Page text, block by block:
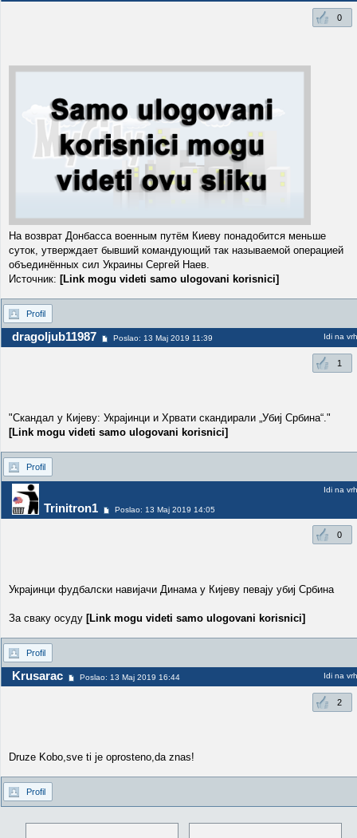
0
На возврат Донбасса военным путём Киеву понадобится меньше
суток, утверждает бывший командующий так называемой операцией
объединённых сил Украины Сергей Наев.
Источник: [Link mogu videti samo ulogovani korisnici]
Profil
dragoljub11987 Poslao: 13 Maj 2019 11:39 Idi na vrh
1
"Скандал у Кијеву: Украјинци и Хрвати скандирали „Убиј Србина“."
[Link mogu videti samo ulogovani korisnici]
Profil
Trinitron1 Poslao: 13 Maj 2019 14:05
Idi na vrh
0
Украјинци фудбалски навијачи Динама у Кијеву певају убиј Србина
За сваку осуду [Link mogu videti samo ulogovani korisnici]
Profil
Krusarac Poslao: 13 Maj 2019 16:44 Idi na vrh
2
Druze Kobo,sve ti je oprosteno,da znas!
Profil